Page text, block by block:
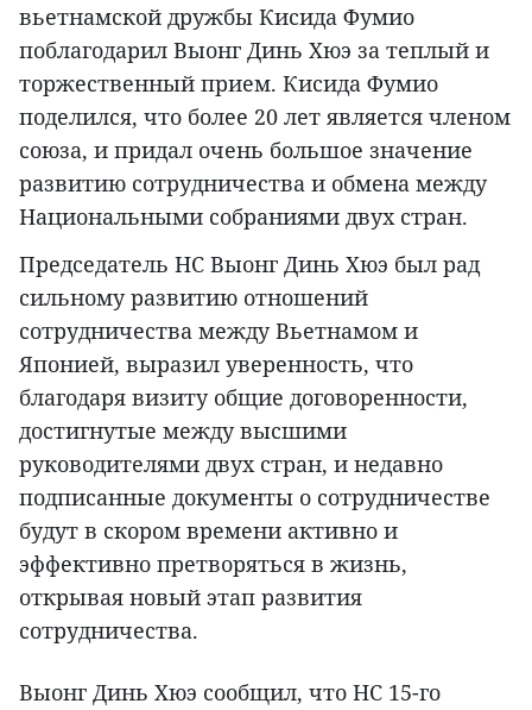
вьетнамской дружбы Кисида Фумио
поблагодарил Выонг Динь Хюэ за теплый и
торжественный прием. Кисида Фумио
поделился, что более 20 лет является членом
союза, и придал очень большое значение
развитию сотрудничества и обмена между
Национальными собраниями двух стран.
Председатель НС Выонг Динь Хюэ был рад
сильному развитию отношений
сотрудничества между Вьетнамом и
Японией, выразил уверенность, что
благодаря визиту общие договоренности,
достигнутые между высшими
руководителями двух стран, и недавно
подписанные документы о сотрудничестве
будут в скором времени активно и
эффективно претворяться в жизнь,
открывая новый этап развития
сотрудничества.
Выонг Динь Хюэ сообщил, что НС 15-го